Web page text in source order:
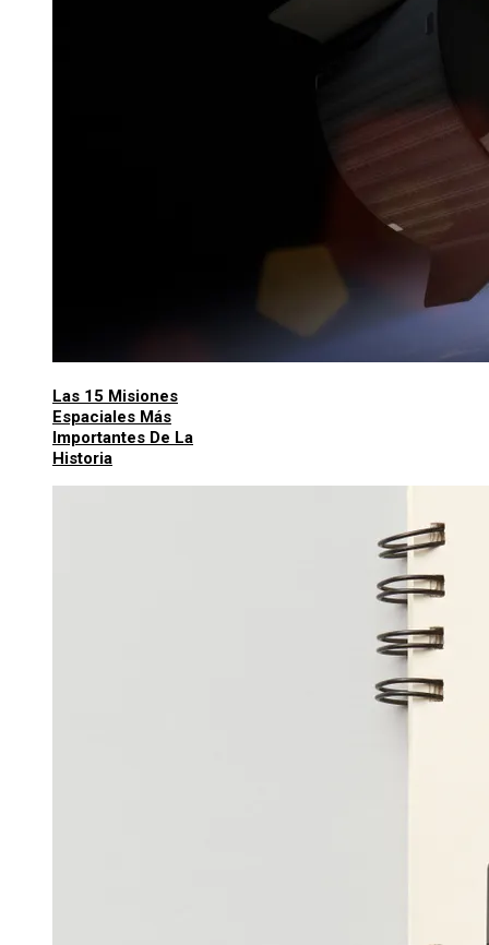
Las 15 Misiones
Espaciales Más
Importantes De La
Historia